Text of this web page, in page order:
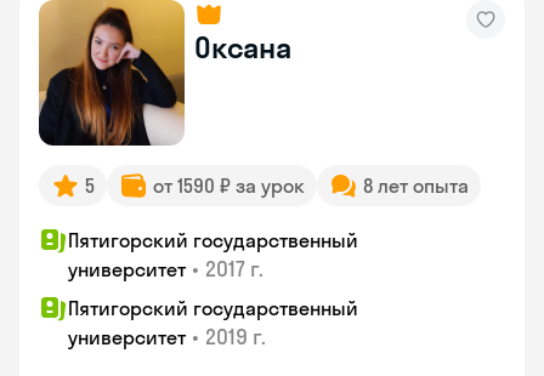
Оксана
5 от 1590 ₽ за урок 8 лет опыта
Пятигорский государственный
университет • 2017 г.
Пятигорский государственный
университет • 2019 г.